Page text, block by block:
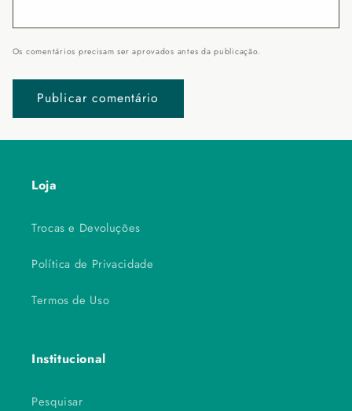
Os comentários precisam ser aprovados antes da publicação.
Loja
Trocas e Devoluções
Política de Privacidade
Termos de Uso
Institucional
Pesquisar